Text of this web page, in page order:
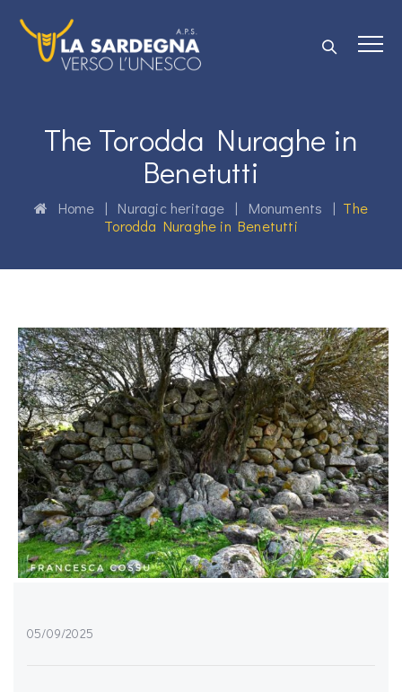
The Torodda Nuraghe in
Benetutti
Home | Nuragic heritage | Monuments | The
Torodda Nuraghe in Benetutti
05/09/2025